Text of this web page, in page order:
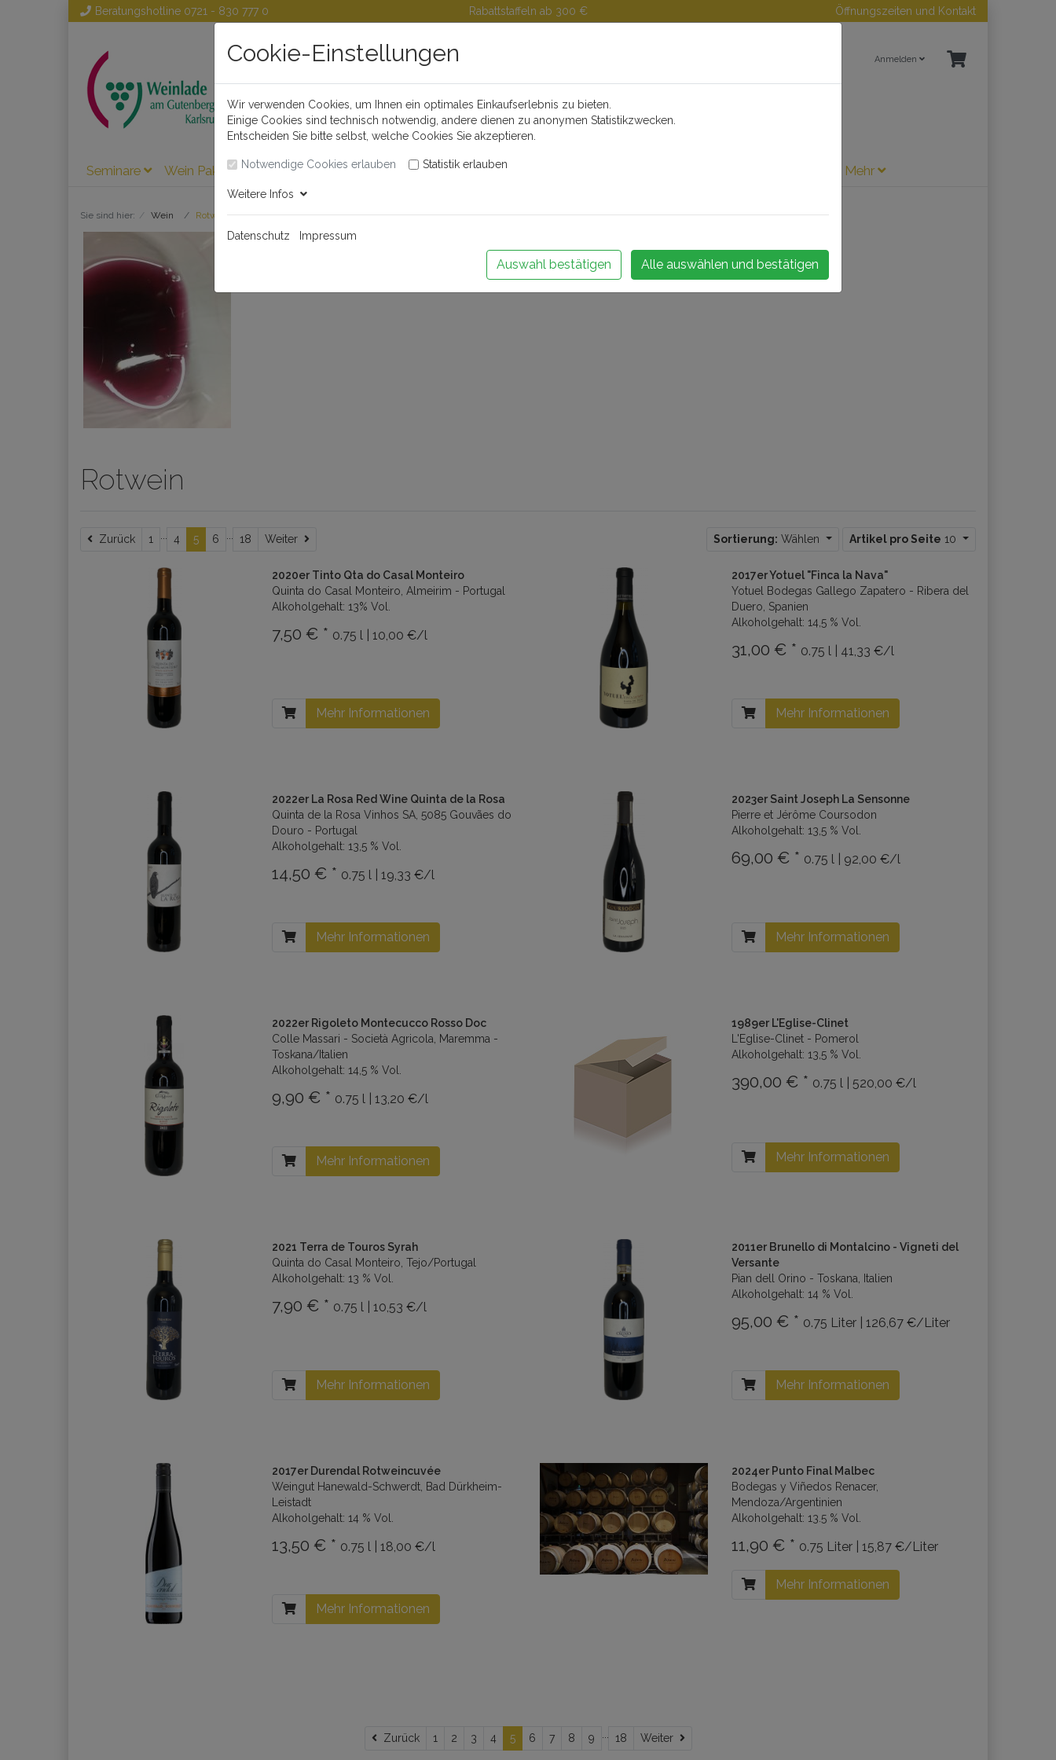
Beratungshotline 0721 - 830 777 0 Rabattstaffeln ab 300 € Öffnungszeiten und Kontakt
Anmelden
Buchen Sie Ihr Weinseminar!
Seminare Wein Pakete Wein Weinländer Feinkost Alkoholfreie Getränke Mehr
Sie sind hier: Wein Rotwein
Rotwein
ZurückZurück
1 4 5 6 18 Weiter Sortierung: Wählen Artikel pro Seite 10
2020er Tinto Qta do Casal Monteiro
Quinta do Casal Monteiro, Almeirim - Portugal
Alkoholgehalt: 13% Vol.
7,50 € * 0.75 l | 10,00 €/l
Mehr Informationen
2017er Yotuel "Finca la Nava"
Yotuel Bodegas Gallego Zapatero - Ribera del
Duero, Spanien
Alkoholgehalt: 14,5 % Vol.
31,00 € * 0.75 l | 41,33 €/l
Mehr Informationen
2022er La Rosa Red Wine Quinta de la Rosa
Quinta de la Rosa Vinhos SA, 5085 Gouvães do
Douro - Portugal
Alkoholgehalt: 13,5 % Vol.
14,50 € * 0.75 l | 19,33 €/l
Mehr Informationen
2023er Saint Joseph La Sensonne
Pierre et Jérôme Coursodon
Alkoholgehalt: 13,5 % Vol.
69,00 € * 0.75 l | 92,00 €/l
Mehr Informationen
2022er Rigoleto Montecucco Rosso Doc
Colle Massari - Società Agricola, Maremma -
Toskana/Italien
Alkoholgehalt: 14,5 % Vol.
9,90 € * 0.75 l | 13,20 €/l
Mehr Informationen
1989er L'Eglise-Clinet
L'Eglise-Clinet - Pomerol
Alkoholgehalt: 13,5 % Vol.
390,00 € * 0.75 l | 520,00 €/l
Mehr Informationen
2021 Terra de Touros Syrah
Quinta do Casal Monteiro, Tejo/Portugal
Alkoholgehalt: 13 % Vol.
7,90 € * 0.75 l | 10,53 €/l
Mehr Informationen
2011er Brunello di Montalcino - Vigneti del
Versante
Pian dell Orino - Toskana, Italien
Alkoholgehalt: 14 % Vol.
95,00 € * 0.75 Liter | 126,67 €/Liter
Mehr Informationen
2017er Durendal Rotweincuvée
Weingut Hanewald-Schwerdt, Bad Dürkheim-
Leistadt
Alkoholgehalt: 14 % Vol.
13,50 € * 0.75 l | 18,00 €/l
Mehr Informationen
2024er Punto Final Malbec
Bodegas y Viñedos Renacer,
Mendoza/Argentinien
Alkoholgehalt: 13.5 % Vol.
11,90 € * 0.75 Liter | 15,87 €/Liter
Mehr Informationen
ZurückZurück
1 2 3 4 5 6 7 8 9 18 Weiter Weiter
Cookie-Einstellungen
Wir verwenden Cookies, um Ihnen ein optimales Einkaufserlebnis zu bieten.
Einige Cookies sind technisch notwendig, andere dienen zu anonymen Statistikzwecken.
Entscheiden Sie bitte selbst, welche Cookies Sie akzeptieren.
Notwendige Cookies erlauben Statistik erlauben
Weitere Infos
Datenschutz Impressum
Auswahl bestätigen Alle auswählen und bestätigen